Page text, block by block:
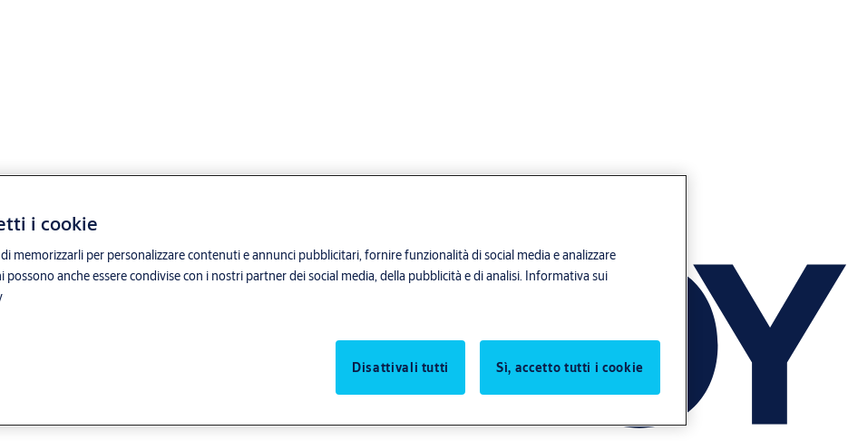
i cookie
memorizzarli per personalizzare contenuti e annunci pubblicitari, fornire funzionalità di social media e analizzare
anche essere condivise con i nostri partner dei social media, della pubblicità e di analisi. Informativa sui
Disattivali tutti
Sì, accetto tutti i cookie